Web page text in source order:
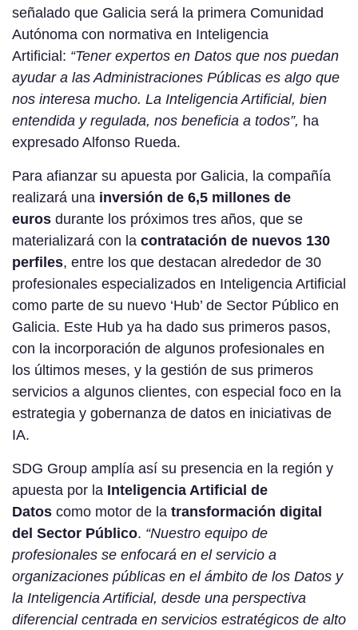
señalado que Galicia será la primera Comunidad
Autónoma con normativa en Inteligencia
Artificial: “Tener expertos en Datos que nos puedan
ayudar a las Administraciones Públicas es algo que
nos interesa mucho. La Inteligencia Artificial, bien
entendida y regulada, nos beneficia a todos”, ha
expresado Alfonso Rueda.
Para afianzar su apuesta por Galicia, la compañía
realizará una inversión de 6,5 millones de
euros durante los próximos tres años, que se
materializará con la contratación de nuevos 130
perfiles, entre los que destacan alrededor de 30
profesionales especializados en Inteligencia Artificial
como parte de su nuevo ‘Hub’ de Sector Público en
Galicia. Este Hub ya ha dado sus primeros pasos,
con la incorporación de algunos profesionales en
los últimos meses, y la gestión de sus primeros
servicios a algunos clientes, con especial foco en la
estrategia y gobernanza de datos en iniciativas de
IA.
SDG Group amplía así su presencia en la región y
apuesta por la Inteligencia Artificial de
Datos como motor de la transformación digital
del Sector Público. “Nuestro equipo de
profesionales se enfocará en el servicio a
organizaciones públicas en el ámbito de los Datos y
la Inteligencia Artificial, desde una perspectiva
diferencial centrada en servicios estratégicos de alto